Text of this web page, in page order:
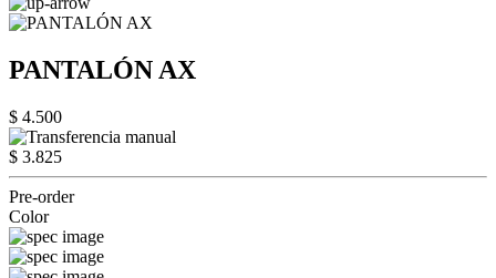
PANTALÓN AX
$ 4.500
$ 3.825
Pre-order
Color